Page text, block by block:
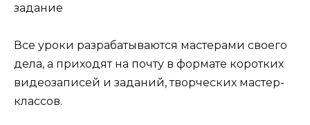
задание
Все уроки разрабатываются мастерами своего
дела, а приходят на почту в формате коротких
видеозаписей и заданий, творческих мастер-
классов.